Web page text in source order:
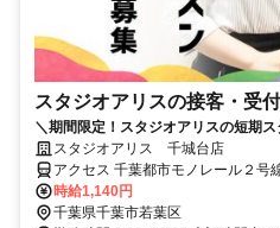
スタジオアリスの接客・受
＼期間限定！スタジオアリスの短期
勤務必須で週1日、1日4h～OK！
スタジオアリス 千城台店
アクセス 千葉都市モノレール２号
都市モノレール２号線 千城台北出
ール２号線 小倉台出入口2徒歩約
時給1,140円
千葉県千葉市若葉区